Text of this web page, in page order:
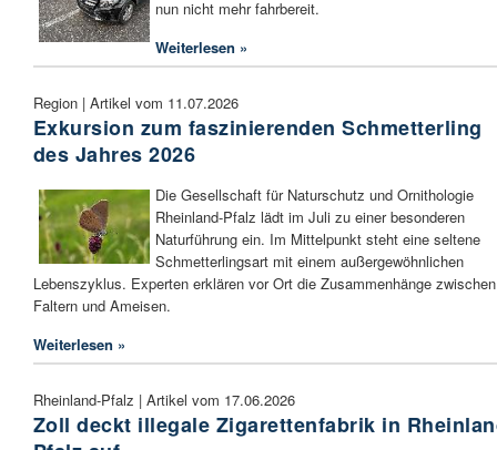
nun nicht mehr fahrbereit.
Weiterlesen »
Region | Artikel vom 11.07.2026
Exkursion zum faszinierenden Schmetterling
des Jahres 2026
Die Gesellschaft für Naturschutz und Ornithologie
Rheinland-Pfalz lädt im Juli zu einer besonderen
Naturführung ein. Im Mittelpunkt steht eine seltene
Schmetterlingsart mit einem außergewöhnlichen
Lebenszyklus. Experten erklären vor Ort die Zusammenhänge zwischen
Faltern und Ameisen.
Weiterlesen »
Rheinland-Pfalz | Artikel vom 17.06.2026
Zoll deckt illegale Zigarettenfabrik in